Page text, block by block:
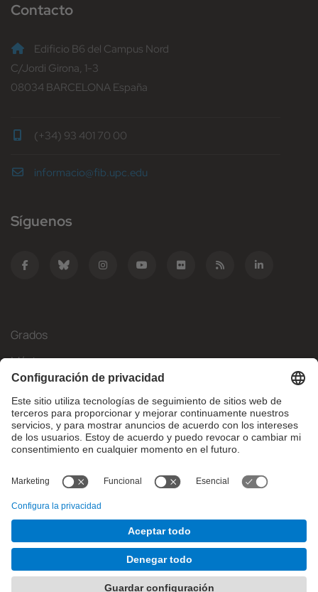
Contacto
Edificio B6 del Campus Nord
C/Jordi Girona, 1-3
08034 BARCELONA España
(+34) 93 401 70 00
informacio@fib.upc.edu
Síguenos
Grados
Másteres
Movilidad Internacional
Investigación
Empresa
¿Qué necesitas?
© Facultat d'Informàtica de Barcelona - Universitat Politècnica
de Catalunya - BarcelonaTech